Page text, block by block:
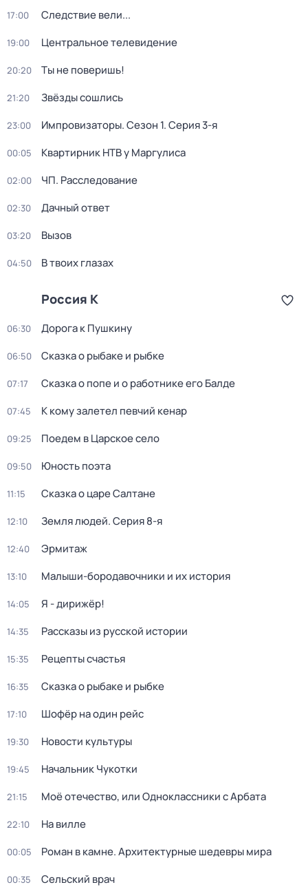
17:00 Следствие вели...
19:00 Центральное телевидение
20:20 Ты не поверишь!
21:20 Звёзды сошлись
23:00 Импровизаторы. Сезон 1. Серия 3-я
00:05 Квартирник НТВ у Маргулиса
02:00 ЧП. Расследование
02:30 Дачный ответ
03:20 Вызов
04:50 В твоих глазах
Россия К
06:30 Дорога к Пушкину
06:50 Сказка о рыбаке и рыбке
07:17 Сказка о попе и о работнике его Балде
07:45 К кому залетел певчий кенар
09:25 Поедем в Царское село
09:50 Юность поэта
11:15 Сказка о царе Салтане
12:10 Земля людей. Серия 8-я
12:40 Эрмитаж
13:10 Малыши-бородавочники и их история
14:05 Я - дирижёр!
14:35 Рассказы из русской истории
15:35 Рецепты счастья
16:35 Сказка о рыбаке и рыбке
17:10 Шофёр на один рейс
19:30 Новости культуры
19:45 Начальник Чукотки
21:15 Моё отечество, или Одноклассники с Арбата
22:10 На вилле
00:05 Роман в камне. Архитектурные шедевры мира
00:35 Сельский врач